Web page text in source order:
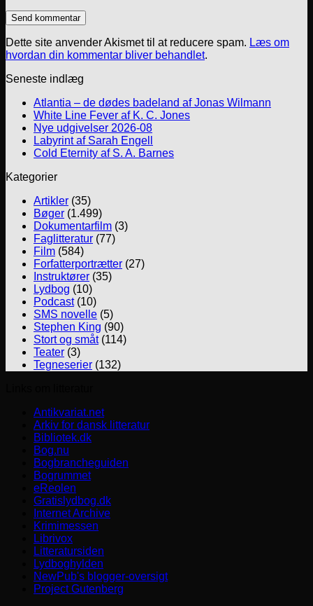
Dette site anvender Akismet til at reducere spam. Læs om
hvordan din kommentar bliver behandlet.
Seneste indlæg
Atlantia – de dødes badeland af Jonas Wilmann
White Line Fever af K. C. Jones
Nye udgivelser 2026-08
Labyrint af Sarah Engell
Cold Eternity af S. A. Barnes
Kategorier
Artikler (35)
Bøger (1.499)
Dokumentarfilm (3)
Faglitteratur (77)
Film (584)
Forfatterportrætter (27)
Instruktører (35)
Lydbog (10)
Podcast(10)
SMS novelle (5)
Stephen King (90)
Stort og småt(114)
Teater (3)
Tegneserier (132)
Antikvariat.net
Arkiv for dansk litteratur
Bibliotek.dk
Bog.nu
Bogbrancheguiden
Bogrummet
eReolen
Gratislydbog.dk
Internet Archive
Krimimessen
Librivox
Litteratursiden
Lydboghylden
NewPub's blogger-oversigt
Project Gutenberg